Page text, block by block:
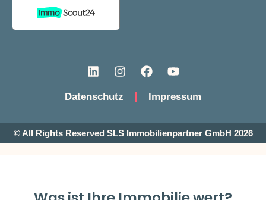
Datenschutz Impressum
© All Rights Reserved SLS Immobilienpartner GmbH 2026